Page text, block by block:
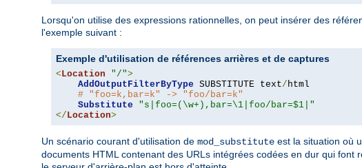
Lorsqu'on utilise des expressions rationnelles, on peut insérer des
l'exemple suivant :
Exemple d'utilisation de références arrières et de captures
< Location "/">
AddOutputFilterByType SUBSTITUTE text/ html
# "foo=k,bar=k" -> "foo/bar=k"
Substitute
"s|foo=(\w+),bar=\1|foo/bar=$1|"
</ Location>
Un scénario courant d'utilisation de mod_substitute est la situation où
documents HTML contenant des URLs intégrées codées en dur qui